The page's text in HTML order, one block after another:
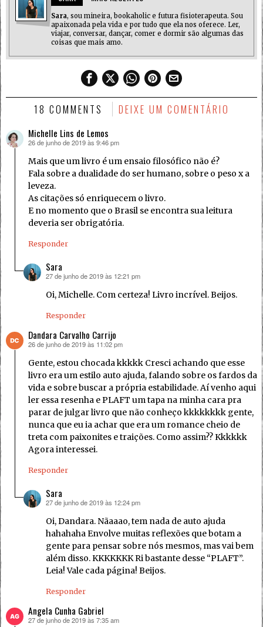
Sara, sou mineira, bookaholic e futura fisioterapeuta. Sou
apaixonada pela vida e por tudo que ela nos oferece. Ler,
viajar, conversar, dançar, comer e dormir são algumas das
coisas que mais amo.
18 COMMENTS DEIXE UM COMENTÁRIO
Michelle Lins de Lemos
disse:
26 de junho de 2019 às 9:46 pm
Mais que um livro é um ensaio filosófico não é?
Fala sobre a dualidade do ser humano, sobre o peso x a
leveza.
As citações só enriquecem o livro.
E no momento que o Brasil se encontra sua leitura
deveria ser obrigatória.
Responder
Sara
disse:
27 de junho de 2019 às 12:21 pm
Oi, Michelle. Com certeza! Livro incrível. Beijos.
Responder
Dandara Carvalho Carrijo
disse:
26 de junho de 2019 às 11:02 pm
Gente, estou chocada kkkkk Cresci achando que esse
livro era um estilo auto ajuda, falando sobre os fardos da
vida e sobre buscar a própria estabilidade. Aí venho aqui
ler essa resenha e PLAFT um tapa na minha cara pra
parar de julgar livro que não conheço kkkkkkkk gente,
nunca que eu ia achar que era um romance cheio de
treta com paixonites e traições. Como assim?? Kkkkkk
Agora interessei.
Responder
Sara
disse:
27 de junho de 2019 às 12:24 pm
Oi, Dandara. Nãaaao, tem nada de auto ajuda
hahahaha Envolve muitas reflexões que botam a
gente para pensar sobre nós mesmos, mas vai bem
além disso. KKKKKKK Ri bastante desse “PLAFT”.
Leia! Vale cada página! Beijos.
Responder
Angela Cunha Gabriel
disse:
27 de junho de 2019 às 7:35 am